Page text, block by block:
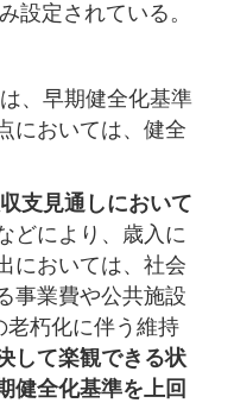
設定されている。
、早期健全化基準
においては、健全
支見通しにおいて
どにより、歳入に
においては、社会
事業費や公共施設
老朽化に伴う維持
して楽観できる状
健全化基準を上回